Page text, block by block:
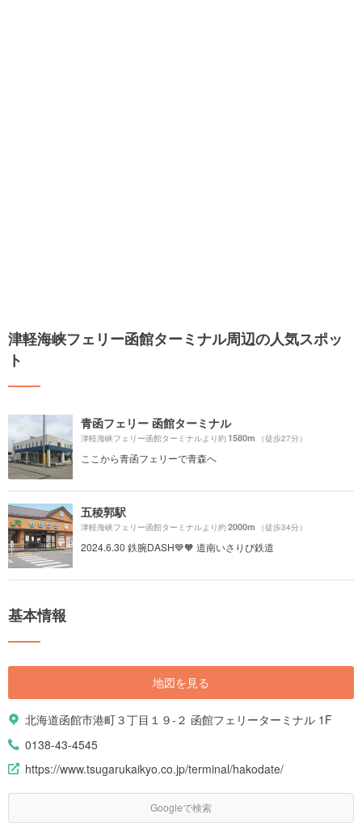
津軽海峡フェリー函館ターミナル周辺の人気スポッ
ト
青函フェリー 函館ターミナル
津軽海峡フェリー函館ターミナルより約1580m （徒歩27分）
ここから青函フェリーで青森へ
五稜郭駅
津軽海峡フェリー函館ターミナルより約2000m （徒歩34分）
2024.6.30 鉄腕DASH💙🧡 道南いさりび鉄道
基本情報
地図を見る
北海道函館市港町３丁目１９-２ 函館フェリーターミナル 1F
0138-43-4545
https://www.tsugarukaikyo.co.jp/terminal/hakodate/
Googleで検索